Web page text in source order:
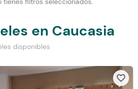
en Caucasia
disponibles
favorite_border